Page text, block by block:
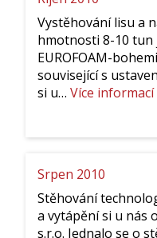
Vystěhování lisu a
hmotnosti 8-10
EUROFOAM-
související s
si u… Více informací:
Srpen 2010
Stěhování
a vytápění si u nás
s.r.o. Jednalo se o